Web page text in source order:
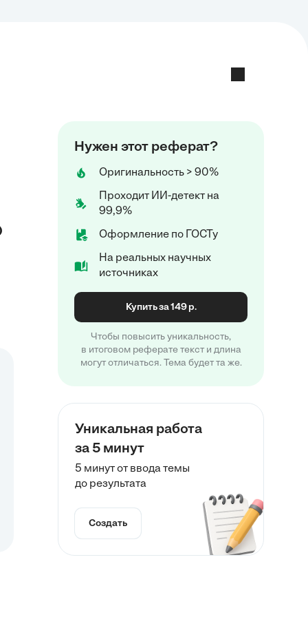
Нужен этот реферат?
Оригинальность > 90%
Проходит ИИ-детект на
99,9%
Оформление по ГОСТу
На реальных научных
источниках
Купить за 149 р.
Чтобы повысить уникальность,
в итоговом реферате текст и длина
могут отличаться. Тема будет та же.
Уникальная работа
за 5 минут
5 минут от ввода темы
до результата
Создать